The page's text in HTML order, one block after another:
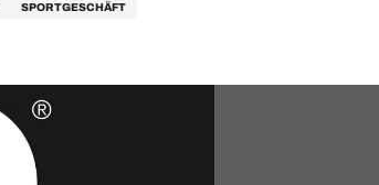
SPORTGESCHÄFT